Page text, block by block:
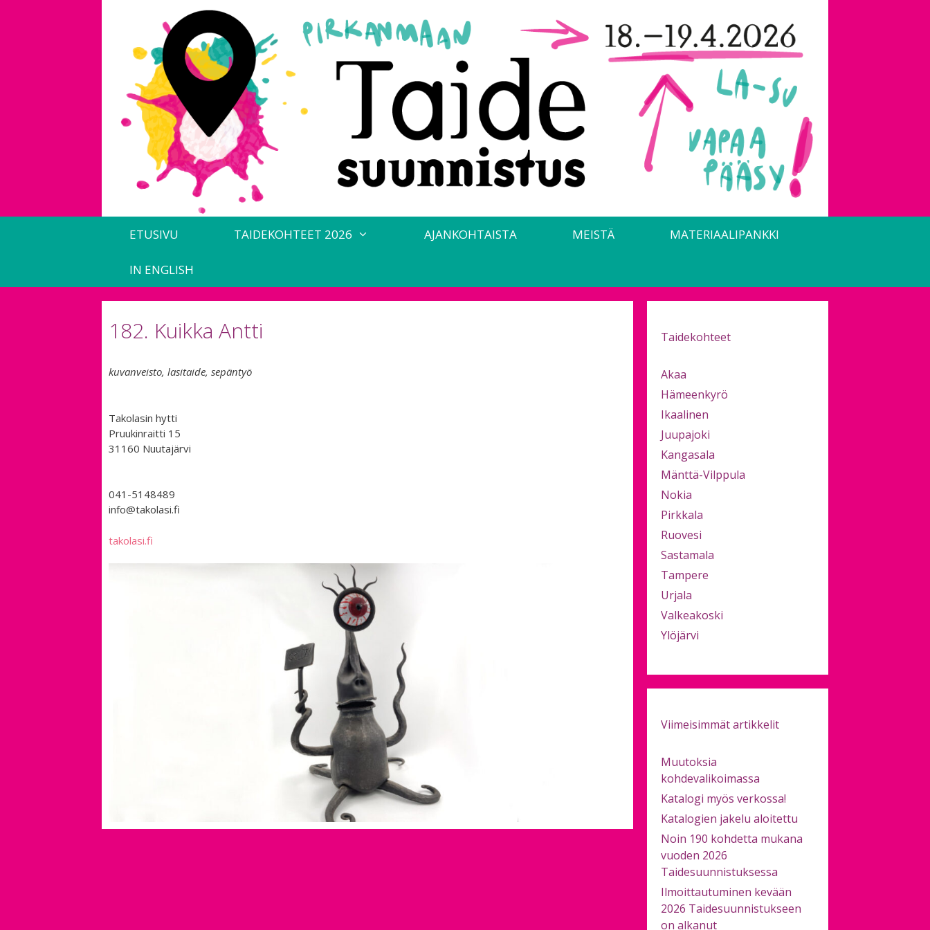
ETUSIVU TAIDEKOHTEET 2026 AJANKOHTAISTA MEISTÄ MATERIAALIPANKKI
IN ENGLISH
182. Kuikka Antti
kuvanveisto, lasitaide, sepäntyö
Takolasin hytti
Pruukinraitti 15
31160 Nuutajärvi
041-5148489
info@takolasi.fi
takolasi.fi
Taidekohteet
Akaa
Hämeenkyrö
Ikaalinen
Juupajoki
Kangasala
Mänttä-Vilppula
Nokia
Pirkkala
Ruovesi
Sastamala
Tampere
Urjala
Valkeakoski
Ylöjärvi
Viimeisimmät artikkelit
Muutoksia
kohdevalikoimassa
Katalogi myös verkossa!
Katalogien jakelu aloitettu
Noin 190 kohdetta mukana
vuoden 2026
Taidesuunnistuksessa
Ilmoittautuminen kevään
2026 Taidesuunnistukseen
on alkanut